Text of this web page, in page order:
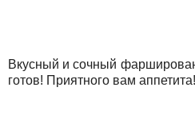
Вкусный и сочный
готов! Приятного вам аппетита!